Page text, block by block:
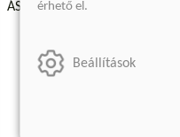
ÁSZF - Vásárlási feltételek
Szállítási információk
érhető el.
Beállítások